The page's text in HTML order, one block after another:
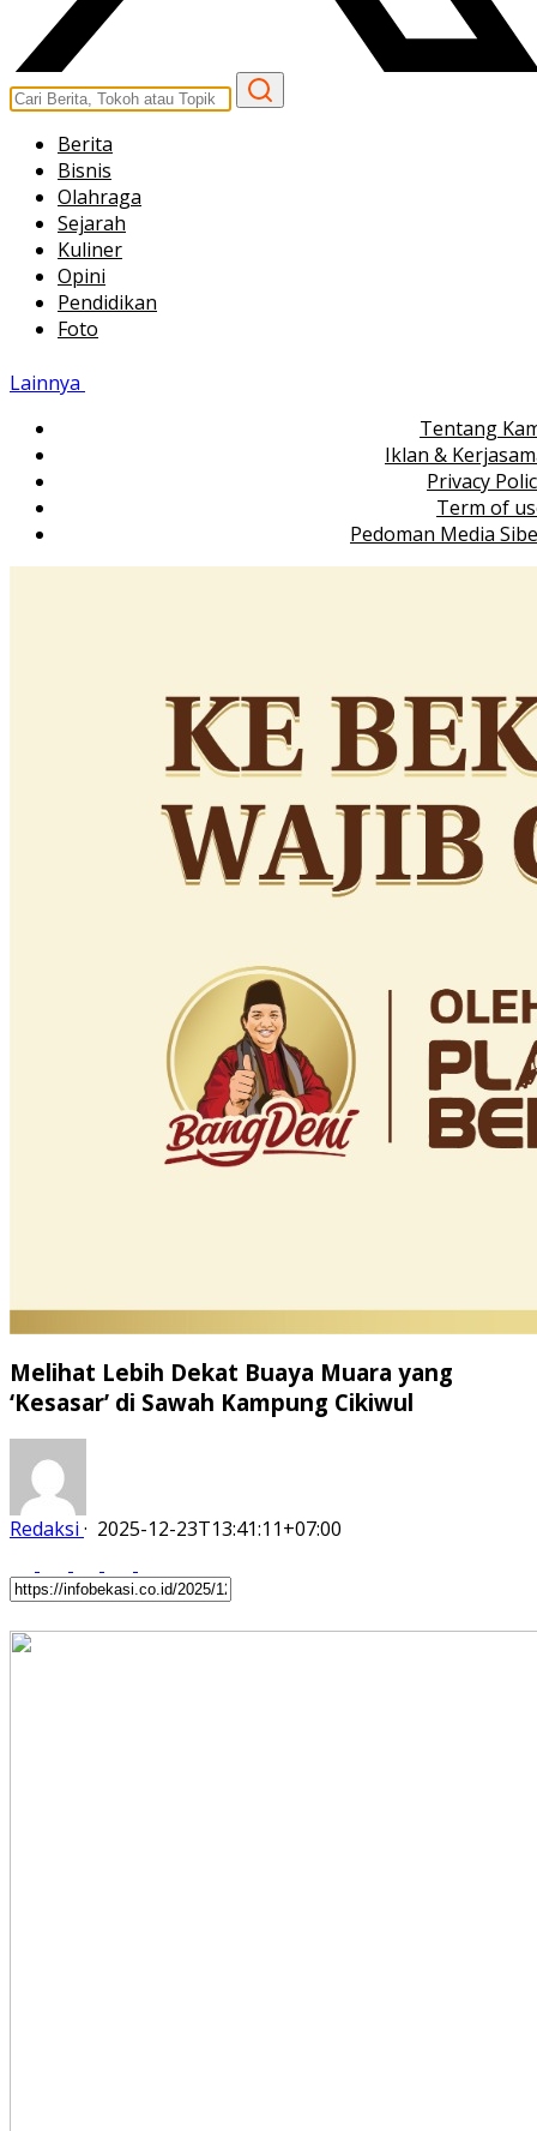
Berita
Bisnis
Olahraga
Sejarah
Kuliner
Opini
Pendidikan
Foto
Lainnya
Tentang
Iklan &
Privacy
Term of
Pedoman Media
Melihat Lebih Dekat Buaya Muara yang
‘Kesasar’ di Sawah Kampung Cikiwul
Redaksi · 2025-12-23T13:41:11+07:00